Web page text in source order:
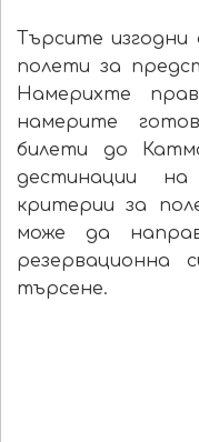
Търсите
полети за
Намерихте
намерите
билети до
дестинации
критерии за
може да
резервационна
търсене.